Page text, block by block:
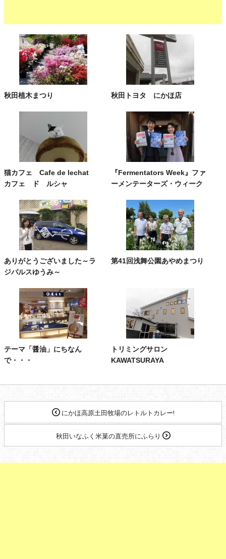
秋田植木まつり 秋田トヨタ にかほ店
猫カフェ Cafe de lechat
カフェ ド ルシャ
『Fermentators Week』ファ
ーメンテーターズ・ウィーク
ありがとうございました～ラ
ジパルスゆうみ～
第41回浅舞公園あやめまつり
テーマ「醤油」にちなん
で・・・
トリミングサロン
KAWATSURAYA
にかほ高原土田牧場のレトルトカレー!
秋田いなふく米菓の直売所にふらり